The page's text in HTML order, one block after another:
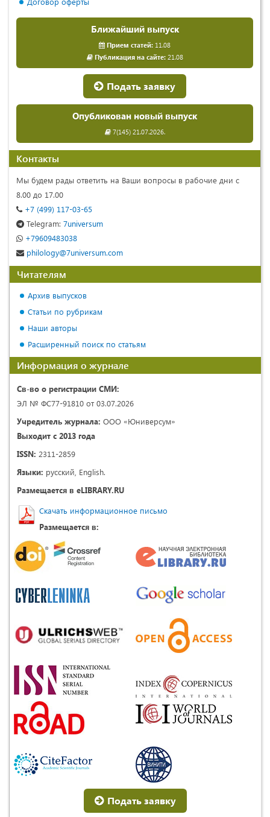
Ближайший выпуск
Прием статей: 11.08
Публикация на сайте:21.08
Подать заявку
Опубликован новый выпуск
7(145) 21.07.2026.
Контакты
Мы будем рады ответить на Ваши вопросы в рабочие дни с
8.00 до 17.00
+7 (499) 117-03-65
Telegram: 7universum
+79609483038
philology@7universum.com
Читателям
Архив выпусков
Статьи по рубрикам
Наши авторы
Расширенный поиск по статьям
Информация о журнале
Св-во о регистрации СМИ:
ЭЛ № ФС77-91810 от 03.07.2026
Учредитель журнала: ООО «Юниверсум»
Выходит с 2013 года
ISSN: 2311-2859
Языки: русский, English.
Размещается в eLIBRARY.RU
Скачать информационное письмо
Размещается в:
Подать заявку